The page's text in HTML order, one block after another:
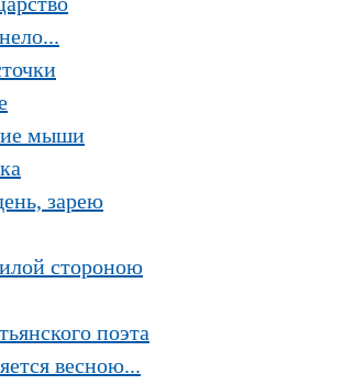
мыши
зарею
стороною
поэта
весною...